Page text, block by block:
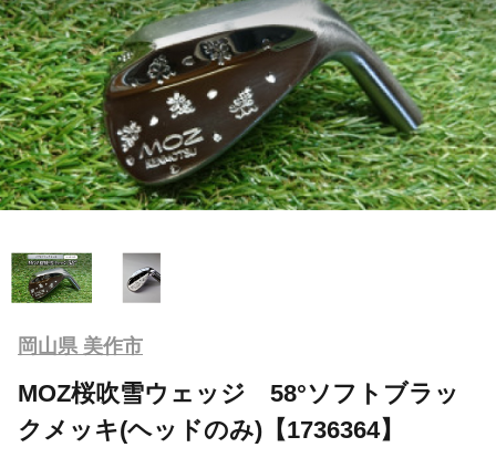
岡山県 美作市
MOZ桜吹雪ウェッジ 58°ソフトブラッ
クメッキ(ヘッドのみ)【1736364】